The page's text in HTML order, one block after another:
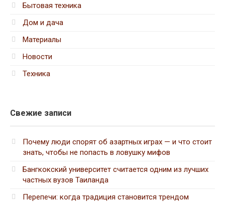
Бытовая техника
Дом и дача
Материалы
Новости
Техника
Свежие записи
Почему люди спорят об азартных играх — и что стоит
знать, чтобы не попасть в ловушку мифов
Бангкокский университет считается одним из лучших
частных вузов Таиланда
Перепечи: когда традиция становится трендом